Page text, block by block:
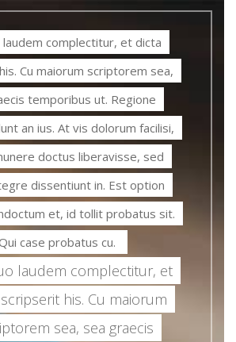
laudem complectitur, et dicta
Cu maiorum scriptorem sea,
temporibus ut. Regione
an ius. At vis dolorum facilisi,
doctus liberavisse, sed
dissentiunt in. Est option
et, id tollit probatus sit.
case probatus cu.
laudem complectitur, et
his. Cu maiorum
sea, sea graecis